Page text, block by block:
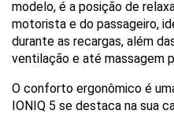
modelo, é a posição de
motorista e do passageiro,
durante as recargas, além
ventilação e até massagem
O conforto ergonômico é
IONIQ 5 se destaca na sua